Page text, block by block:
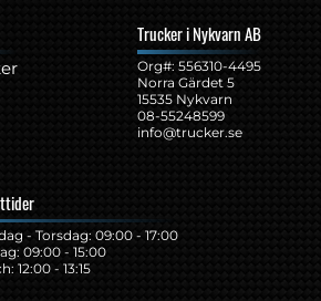
Trucker i Nykvarn AB
Org#: ‍556310-4495
Norra Gärdet 5
15535 Nykvarn
08-55248599
info@trucker.se
- Torsdag: 09:00 - 17:00
09:00 - 15:00
12:00 - 13:15